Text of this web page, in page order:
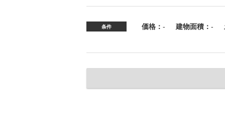
条件 価格： - 建物面積： -